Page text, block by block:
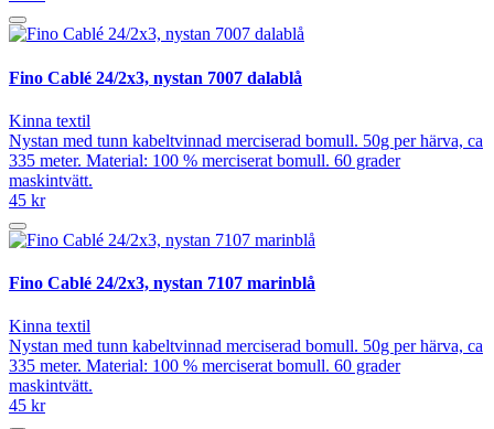
Fino Cablé 24/2x3, nystan 7007 dalablå
Kinna textil
Nystan med tunn kabeltvinnad merciserad bomull. 50g per härva, ca
335 meter. Material: 100 % merciserat bomull. 60 grader
maskintvätt.
45 kr
Fino Cablé 24/2x3, nystan 7107 marinblå
Kinna textil
Nystan med tunn kabeltvinnad merciserad bomull. 50g per härva, ca
335 meter. Material: 100 % merciserat bomull. 60 grader
maskintvätt.
45 kr